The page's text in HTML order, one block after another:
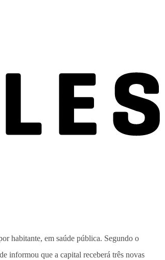
habitante, em saúde pública. Segundo o
informou que a capital receberá três novas